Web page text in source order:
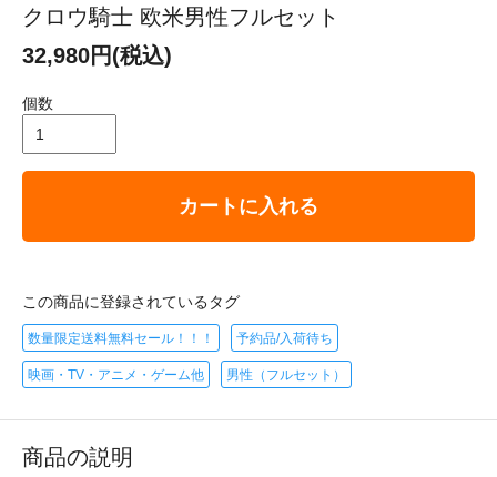
クロウ騎士 欧米男性フルセット
32,980円(税込)
個数
カートに入れる
この商品に登録されているタグ
数量限定送料無料セール！！！ 予約品/入荷待ち
映画・TV・アニメ・ゲーム他 男性（フルセット）
商品の説明